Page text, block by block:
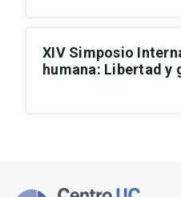
XIV Simposio
humana: Libertad y